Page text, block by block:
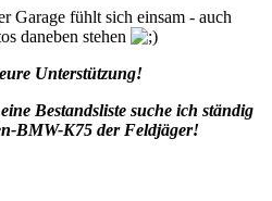
Garage fühlt sich einsam - auch
daneben stehen
Unterstützung!
Bestandsliste suche ich ständig
BMW-K75 der Feldjäger!